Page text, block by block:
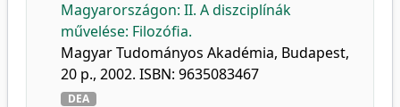
Magyarországon: II. A diszciplínák
művelése: Filozófia.
Magyar Tudományos Akadémia, Budapest,
20 p., 2002. ISBN: 9635083467
DEA